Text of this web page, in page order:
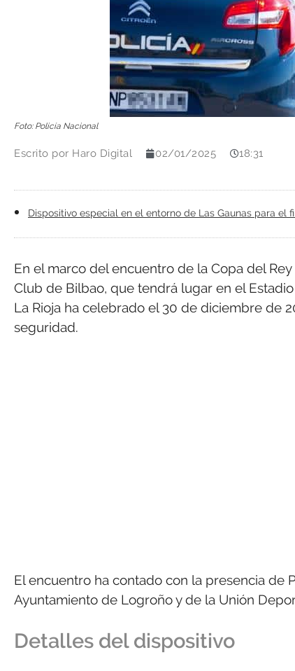
Foto: Policía Nacional
Escrito por Haro Digital 02/01/2025 18:31
Dispositivo especial en el entorno de Las Gaunas para el
En el marco del encuentro de la Copa del
Club de Bilbao, que tendrá lugar en el
La Rioja ha celebrado el 30 de diciembre de
seguridad.
El encuentro ha contado con la presencia de
Ayuntamiento de Logroño y de la Unión
Detalles del dispositivo